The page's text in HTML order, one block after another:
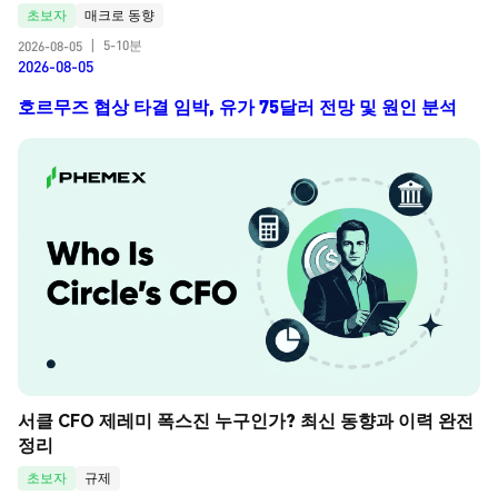
초보자
매크로 동향
2026-08-05
5-10분
2026-08-05
호르무즈 협상 타결 임박, 유가 75달러 전망 및 원인 분석
서클 CFO 제레미 폭스진 누구인가? 최신 동향과 이력 완전
정리
초보자
규제